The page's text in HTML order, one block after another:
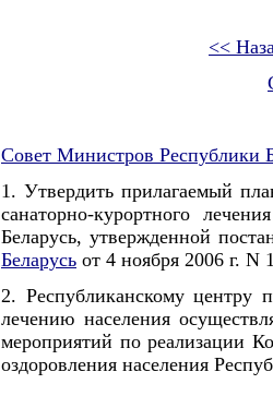
<<
Совет Министров Республики
1. Утвердить прилагаемый
санаторно-курортного
Беларусь, утвержденной
Беларусь от 4 ноября 2006 г. N
2. Республиканскому центру
лечению населения
мероприятий по реализации
оздоровления населения